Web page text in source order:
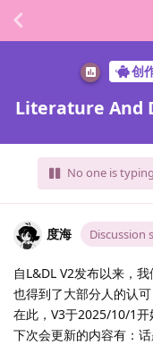
创
Literature And
No one is typing
度海 Discussion
自L&DL V2发布以来，
也得到了大部分人的认可
在此，V3于2025/10/1开
下次会更新的内容有：话